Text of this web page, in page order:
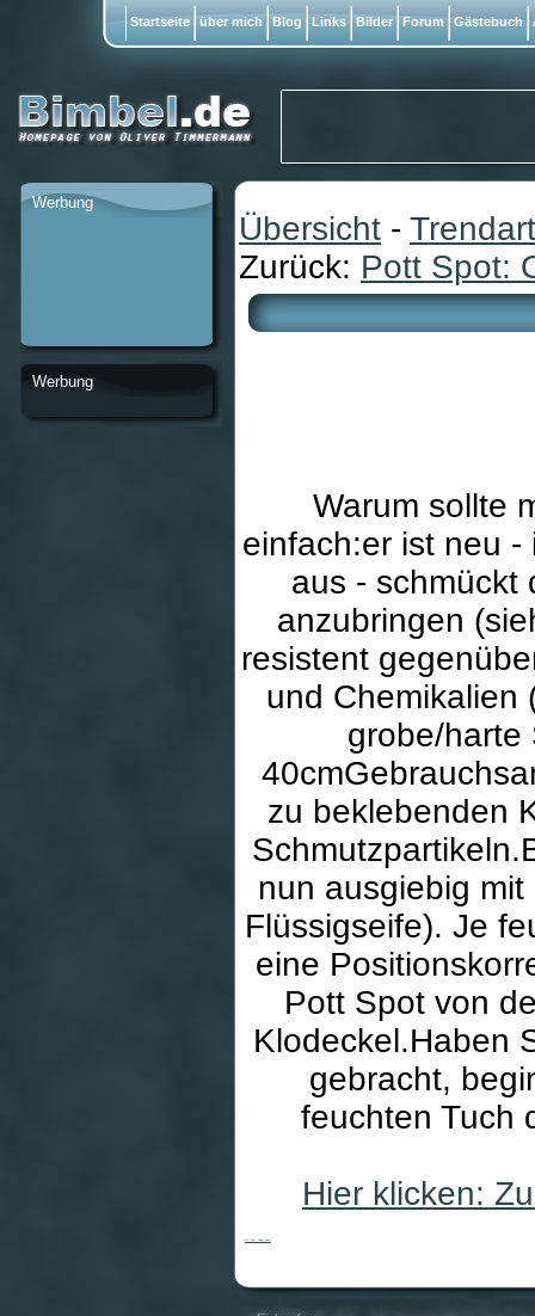
Übersicht -
Zurück: Pott Spot:
Warum sollte
einfach:er ist neu
aus - schmückt
anzubringen
resistent
und Chemikalien
grobe/harte
zu beklebenden
nun ausgiebig
Flüssigseife). Je
eine
Pott Spot von
Klodeckel.Haben
gebracht,
feuchten Tuch
Hier klicken:
Werbung
Werbung
Startseite über mich Blog Links Bilder Forum Gästebuch